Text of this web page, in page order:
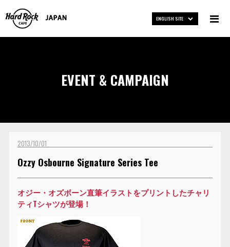
ENGLISH SITE
EVENT & CAMPAIGN
2013/10/01
Ozzy Osbourne Signature Series Tee
オジー・オズボーン直筆イラストをプリントしたチャリ
ティTシャツが登場！